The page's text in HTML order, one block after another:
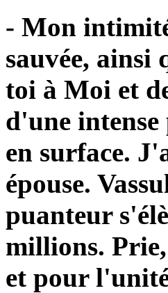
- Mon
sauvée, ainsi
toi à Moi et
d'une
en surface.
épouse.
puanteur
millions.
et pour